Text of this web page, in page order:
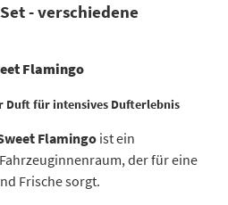
- verschiedene
Flamingo
für intensives Dufterlebnis
Flamingo ist ein
der für eine
Frische sorgt.